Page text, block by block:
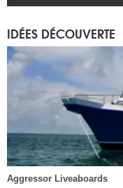
IDÉES DÉCOUVERTE
Aggressor Liveaboards